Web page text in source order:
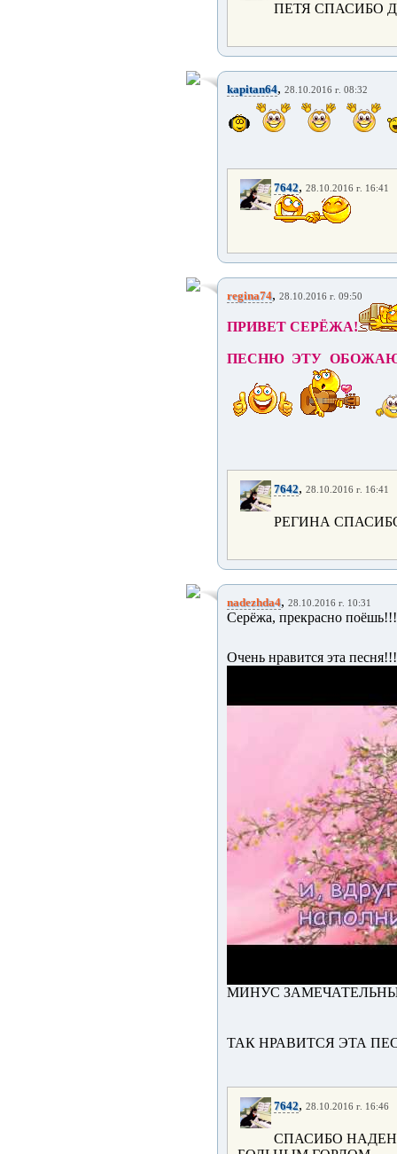
ПЕТЯ СПАСИБО
kapitan64, 28.10.2016 г. 08:32
7642, 28.10.2016 г. 16:41
regina74, 28.10.2016 г. 09:50
ПРИВЕТ СЕРЁЖА!
ПЕСНЮ ЭТУ
7642, 28.10.2016 г. 16:41
РЕГИНА
nadezhda4, 28.10.2016 г. 10:31
Серёжа, прекрасно поёшь!!!
Очень нравится эта песня!!!
МИНУС
ТАК НРАВИТСЯ ЭТА
7642, 28.10.2016 г. 16:46
СПАСИБО